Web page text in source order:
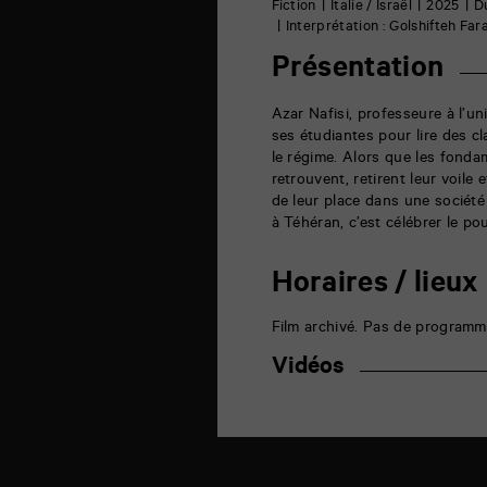
Fiction Italie / Israël 2025
Interprétation : Golshifteh
Présentation
Azar Nafisi, professeure à
ses étudiantes pour lire des
le régime. Alors que les
retrouvent, retirent leur voile
de leur place dans une
à Téhéran, c’est célébrer le
Horaires / lieux
Film archivé. Pas de
Vidéos